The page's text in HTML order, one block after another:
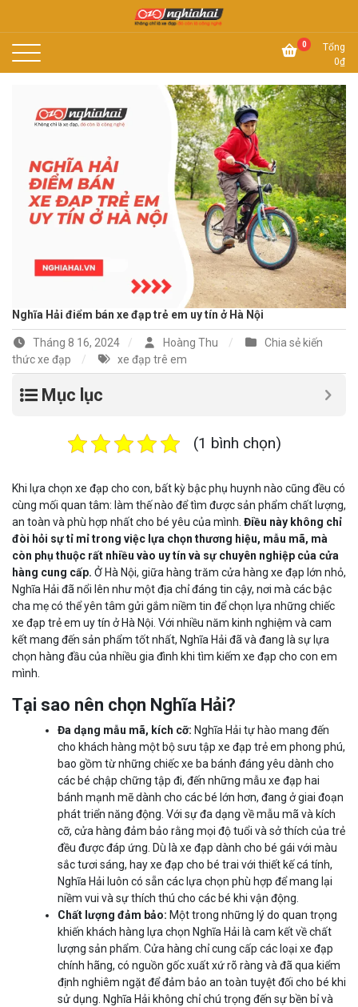
Xe đạp Nhật Nghĩa Hải 0
Tổng
0₫
Nghĩa Hải điểm bán xe đạp trẻ em uy tín ở Hà Nội
Tháng 8 16, 2024 Hoàng Thu
Chia sẻ kiến
thức xe đạp
xe đạp trê em
Mục lục
(1 bình chọn)
Khi lựa chọn xe đạp cho con, bất kỳ bậc phụ huynh nào cũng đều có
cùng mối quan tâm: làm thế nào để tìm được sản phẩm chất lượng,
an toàn và phù hợp nhất cho bé yêu của mình. Điều này không chỉ
đòi hỏi sự tỉ mỉ trong việc lựa chọn thương hiệu, mẫu mã, mà
còn phụ thuộc rất nhiều vào uy tín và sự chuyên nghiệp của cửa
hàng cung cấp. Ở Hà Nội, giữa hàng trăm cửa hàng xe đạp lớn nhỏ,
Nghĩa Hải đã nổi lên như một địa chỉ đáng tin cậy, nơi mà các bậc
cha mẹ có thể yên tâm gửi gắm niềm tin để chọn lựa những chiếc
xe đạp trẻ em uy tín ở Hà Nội. Với nhiều năm kinh nghiệm và cam
kết mang đến sản phẩm tốt nhất, Nghĩa Hải đã và đang là sự lựa
chọn hàng đầu của nhiều gia đình khi tìm kiếm xe đạp cho con em
mình.
Tại sao nên chọn Nghĩa Hải?
Đa dạng mẫu mã, kích cỡ: Nghĩa Hải tự hào mang đến
cho khách hàng một bộ sưu tập xe đạp trẻ em phong phú,
bao gồm từ những chiếc xe ba bánh đáng yêu dành cho
các bé chập chững tập đi, đến những mẫu xe đạp hai
bánh mạnh mẽ dành cho các bé lớn hơn, đang ở giai đoạn
phát triển năng động. Với sự đa dạng về mẫu mã và kích
cỡ, cửa hàng đảm bảo rằng mọi độ tuổi và sở thích của trẻ
đều được đáp ứng. Dù là xe đạp dành cho bé gái với màu
sắc tươi sáng, hay xe đạp cho bé trai với thiết kế cá tính,
Nghĩa Hải luôn có sẵn các lựa chọn phù hợp để mang lại
niềm vui và sự thích thú cho các bé khi vận động.
Chất lượng đảm bảo: Một trong những lý do quan trọng
khiến khách hàng lựa chọn Nghĩa Hải là cam kết về chất
lượng sản phẩm. Cửa hàng chỉ cung cấp các loại xe đạp
chính hãng, có nguồn gốc xuất xứ rõ ràng và đã qua kiểm
định nghiêm ngặt để đảm bảo an toàn tuyệt đối cho bé khi
sử dụng. Nghĩa Hải không chỉ chú trọng đến sự bền bỉ và